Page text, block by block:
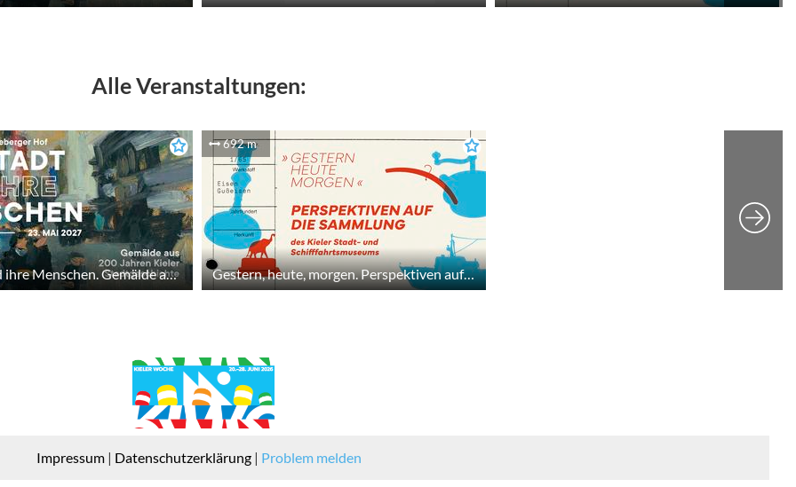
Alle Veranstaltungen:
Die Stadt und ihre Menschen. Gemälde aus 200 Jahren Stadtgeschichte
692 m
Gestern, heute, morgen. Perspektiven auf die Sammlung des Kieler Stadt- und Schifffahrtsmuseums
Impressum | Datenschutzerklärung | Problem melden